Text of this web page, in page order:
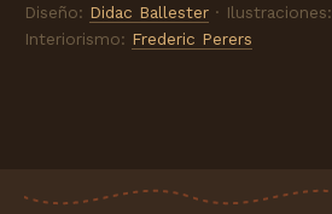
Diseño: Didac Ballester · Ilustraciones:
Interiorismo: Frederic Perers